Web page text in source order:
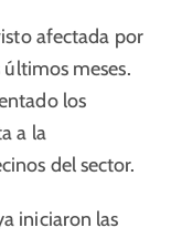
afectada por
meses.
los
a la
del sector.
iniciaron las